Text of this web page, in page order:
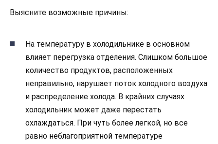
Выясните возможные причины:
На температуру в холодильнике в основном
влияет перегрузка отделения. Слишком большое
количество продуктов, расположенных
неправильно, нарушает поток холодного воздуха
и распределение холода. В крайних случаях
холодильник может даже перестать
охлаждаться. При чуть более легкой, но все
равно неблагоприятной температуре